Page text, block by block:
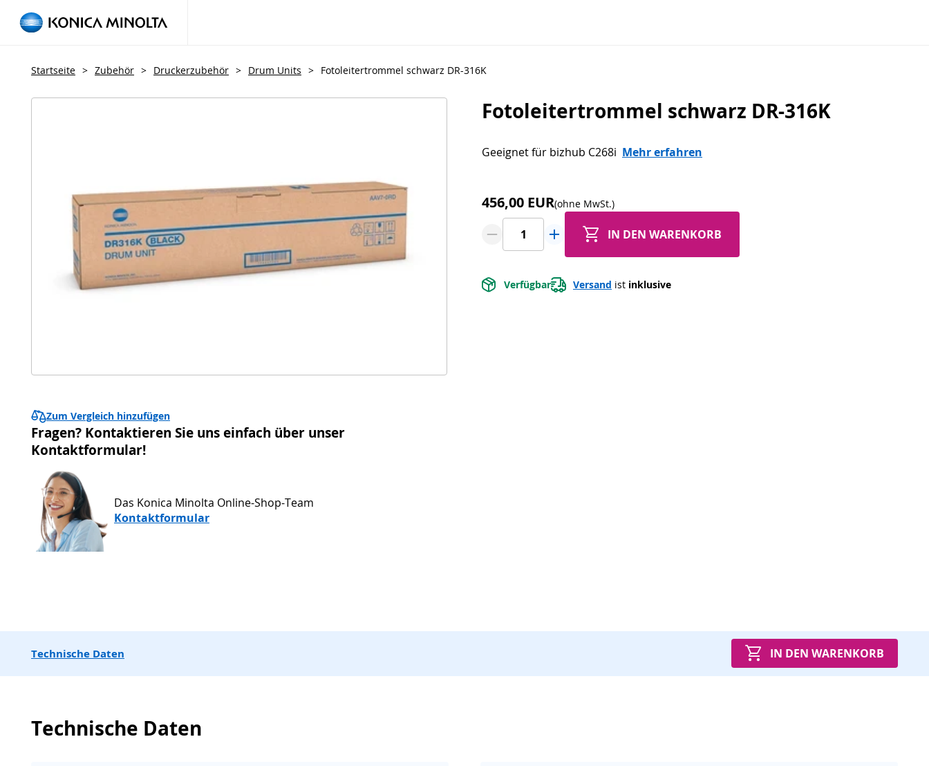
Startseite > Zubehör > Druckerzubehör > Drum Units > Fotoleitertrommel schwarz DR-316K
Fotoleitertrommel schwarz DR-316K
Geeignet für bizhub C268i Mehr erfahren
456,00 EUR(ohne MwSt.)
IN DEN WARENKORB
Verfügbar Versand ist inklusive
Zum Vergleich hinzufügen
Fragen? Kontaktieren Sie uns einfach über unser
Kontaktformular!
Das Konica Minolta Online-Shop-Team
Kontaktformular
Technische Daten IN DEN WARENKORB
Technische Daten